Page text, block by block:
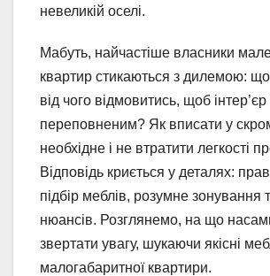
невеликій оселі.
Мабуть, найчастіше власники
квартир стикаються з дилемою:
від чого відмовитись, щоб
переповненим? Як вписати у
необхідне і не втратити легкості
Відповідь криється у деталях:
підбір меблів, розумне зонування
нюансів. Розглянемо, на що
звертати увагу, шукаючи якісні
малогабаритної квартири.